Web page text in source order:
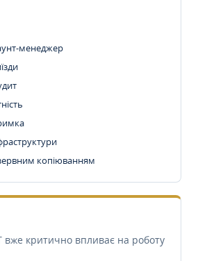
менеджер
копіюванням
вже критично впливає на роботу